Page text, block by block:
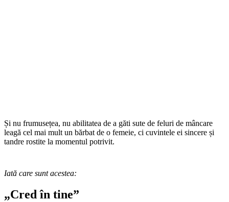
Și nu frumusețea, nu abilitatea de a găti sute de feluri de mâncare
leagă cel mai mult un bărbat de o femeie, ci cuvintele ei sincere și
tandre rostite la momentul potrivit.
Iată care sunt acestea:
„Cred în tine”